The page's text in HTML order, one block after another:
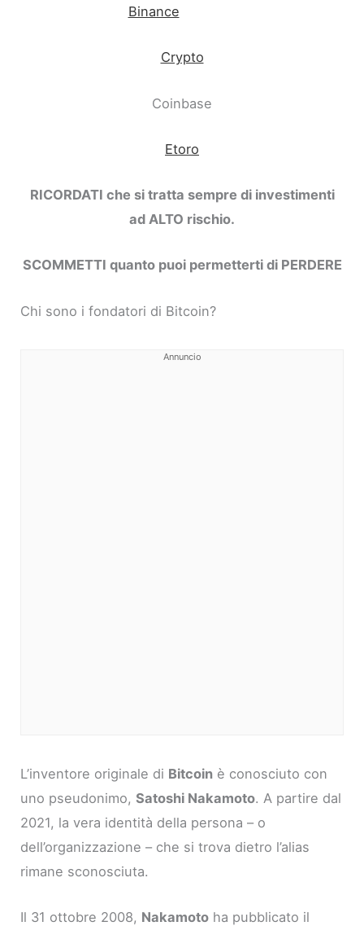
Binance
Crypto
Coinbase
Etoro
RICORDATI che si tratta sempre di investimenti
ad ALTO rischio.
SCOMMETTI quanto puoi permetterti di PERDERE
Chi sono i fondatori di Bitcoin?
Annuncio
L’inventore originale di Bitcoin è conosciuto con
uno pseudonimo,Satoshi Nakamoto. A partire dal
2021, la vera identità della persona – o
dell’organizzazione – che si trova dietro l’alias
rimane sconosciuta.
Il 31 ottobre 2008, Nakamoto ha pubblicato il